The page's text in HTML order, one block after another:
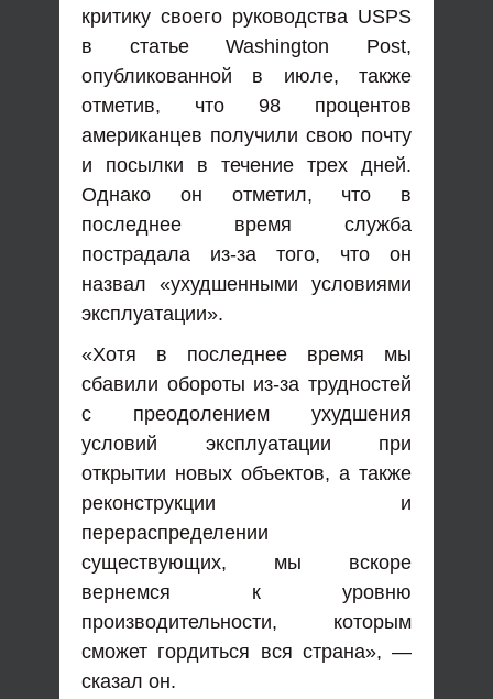
критику своего руководства USPS
в статье Washington Post,
опубликованной в июле, также
отметив, что 98 процентов
американцев получили свою почту
и посылки в течение трех дней.
Однако он отметил, что в
последнее время служба
пострадала из-за того, что он
назвал «ухудшенными условиями
эксплуатации».
«Хотя в последнее время мы
сбавили обороты из-за трудностей
с преодолением ухудшения
условий эксплуатации при
открытии новых объектов, а также
реконструкции и
перераспределении
существующих, мы вскоре
вернемся к уровню
производительности, которым
сможет гордиться вся страна», —
сказал он.